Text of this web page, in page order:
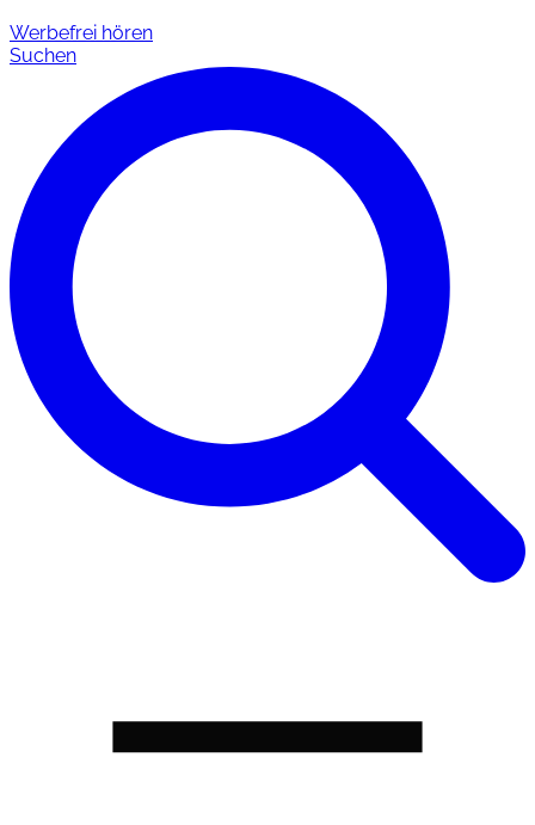
Werbefrei hören
Suchen